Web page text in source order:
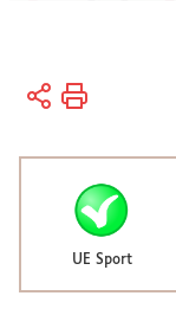
Vous
Accueil
UE Sport